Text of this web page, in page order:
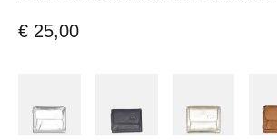
€ 25,00